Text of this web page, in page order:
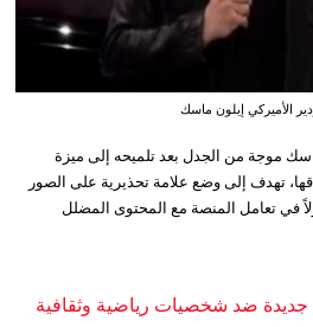
الأميركي إيلون ماسك
ماسك موجة من الجدل بعد تلميحه إلى ميزة
تهدف إلى وضع علامة تحذيرية على الصور
في تعامل المنصة مع المحتوى المضلل
جديدة ضد شخصيات رياضية وثقافية